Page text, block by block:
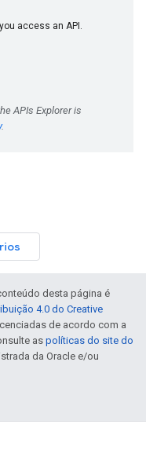
desta página é
4.0 do Creative
de acordo com a
aspolíticas do site do
da Oracle e/ou